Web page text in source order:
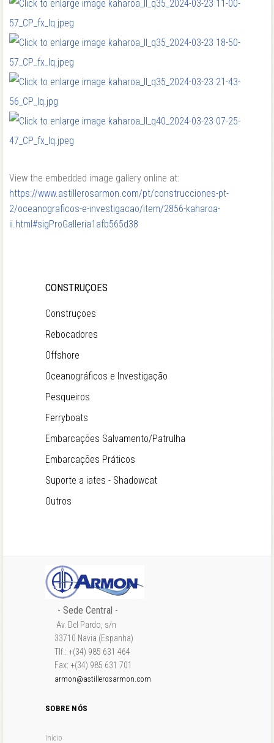
View the embedded image gallery online at:
https://www.astillerosarmon.com/pt/construcciones-pt-
2/oceanograficos-e-investigacao/item/2856-kaharoa-
ii.html#sigProGalleria1afb565d38
CONSTRUÇOES
Construçoes
Rebocadores
Offshore
Oceanográficos e Investigação
Pesqueiros
Ferryboats
Embarcações Salvamento/Patrulha
Embarcações Práticos
Suporte a iates - Shadowcat
Outros
- Sede Central -
Av. Del Pardo, s/n
33710 Navia (Espanha)
Tlf.: +(34) 985 631 464
Fax: +(34) 985 631 701
armon@astillerosarmon.com
SOBRE NÓS
Início